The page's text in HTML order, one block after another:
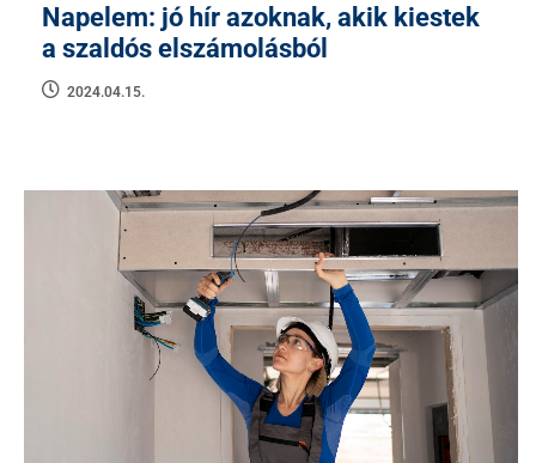
Napelem: jó hír azoknak, akik kiestek
a szaldós elszámolásból
2024.04.15.